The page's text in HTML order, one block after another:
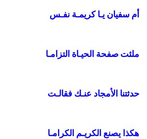
أم سفيان يـا كريمـة نفـس
ملئت صفحة الحيـاة التزامـا
حدثتنا الأمجاد عنـك فقالـت
هكذا يصنع الكريـم الكرامـا